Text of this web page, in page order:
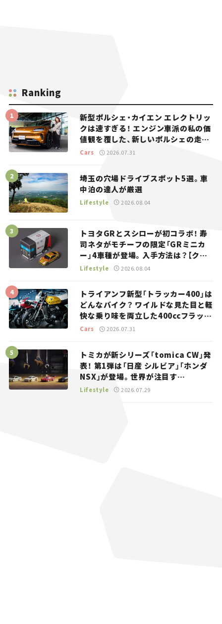
Ranking
新型ポルシェ・カイエン エレクトリッ
クは速すぎる！ エンジン車派の私の価
値観を覆した、新しいポルシェの走
り。
Cars 2026.07.31
埼玉の穴場ドライブスポット5選。車
中泊の達人が厳選
Lifestyle 2026.08.04
トヨタGRとスシローが初コラボ！ 寿
司ネタがモチーフの限定「GRミニカ
ー」4車種が登場。入手方法は？【クル
マとホビー】
Lifestyle 2026.08.04
トライアンフ新型「トラッカー400」は
どんなバイク？ ワイルドな見た目と軽
快な乗り味を両立した400ccフラット
トラッカー【試乗レビュー】
Cars 2026.07.31
トミカが新シリーズ「tomica CW」発
表！ 第1弾は「日産 シルビア」「ホンダ
NSX」が登場。世界が注目す
る“JDM”に焦点【クルマとホビー】
Lifestyle 2026.07.29